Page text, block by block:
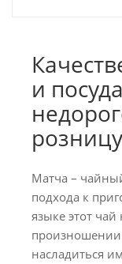
и
розницу
Матча –
подхода к
языке этот чай
произношении
насладиться